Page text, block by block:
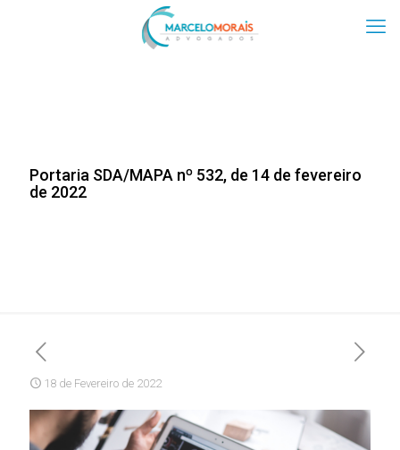
Portaria SDA/MAPA nº 532, de 14 de fevereiro
de 2022
18 de Fevereiro de 2022